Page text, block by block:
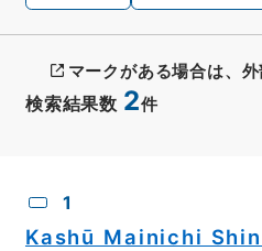
検索結果数 2件
マークがある場合は、
1
Kashū Mainichi